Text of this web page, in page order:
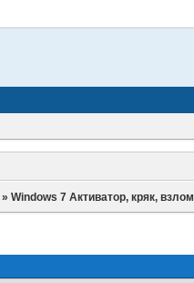
»Windows 7 Активатор, кряк, взлом